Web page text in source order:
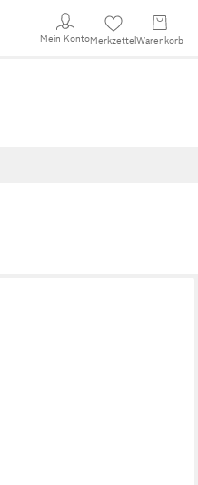
Mein KontoMerkzettel Warenkorb